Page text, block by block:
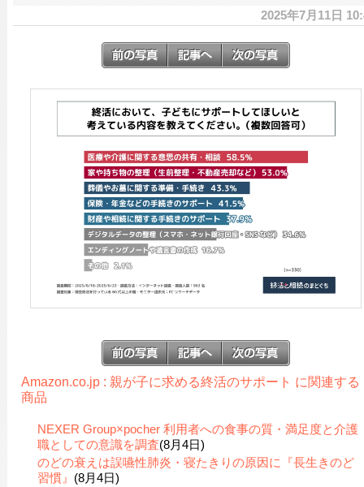
2025年7月11日
Amazon.co.jp : 親が子に求める終活のサポート に関連する
商品
NEXER Group×pocher 利用者への食事の質・満足度と介護
職としての意識を調査(8月4日)
のどの衰えは誤嚥性肺炎・寝たきりの原因に『長生きのど
習慣』 (8月4日)